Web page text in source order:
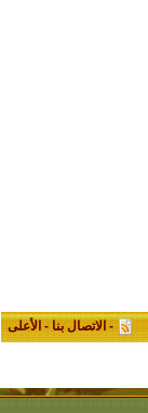
- الاتصال بنا - الأعلى